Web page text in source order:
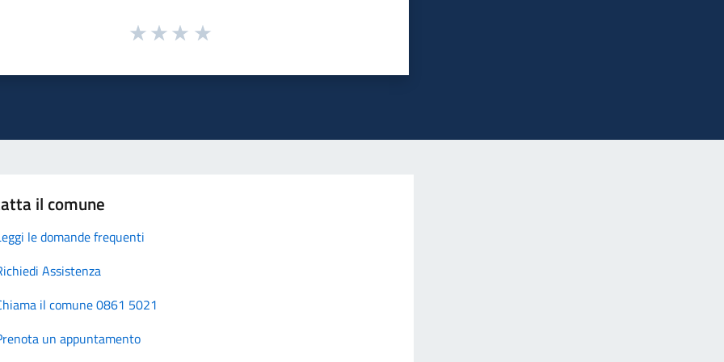
il comune
le domande frequenti
Assistenza
il comune 0861 5021
un appuntamento